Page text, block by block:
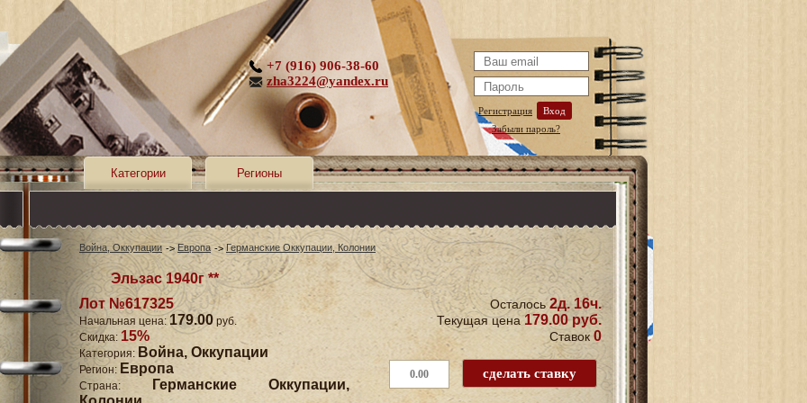
Регистрация
Вход
Забыли пароль?
+7 (916) 906-38-60
zha3224@yandex.ru
Категории Регионы
Война, Оккупации Европа Германские Оккупации, Колонии
Эльзас 1940г **
Лот №617325
Начальная цена: 179.00 руб.
Скидка: 15%
Категория: Война, Оккупации
Регион: Европа
Страна:
Германские Оккупации,
Осталось2д. 16ч.
Текущая цена179.00 руб.
Ставок 0